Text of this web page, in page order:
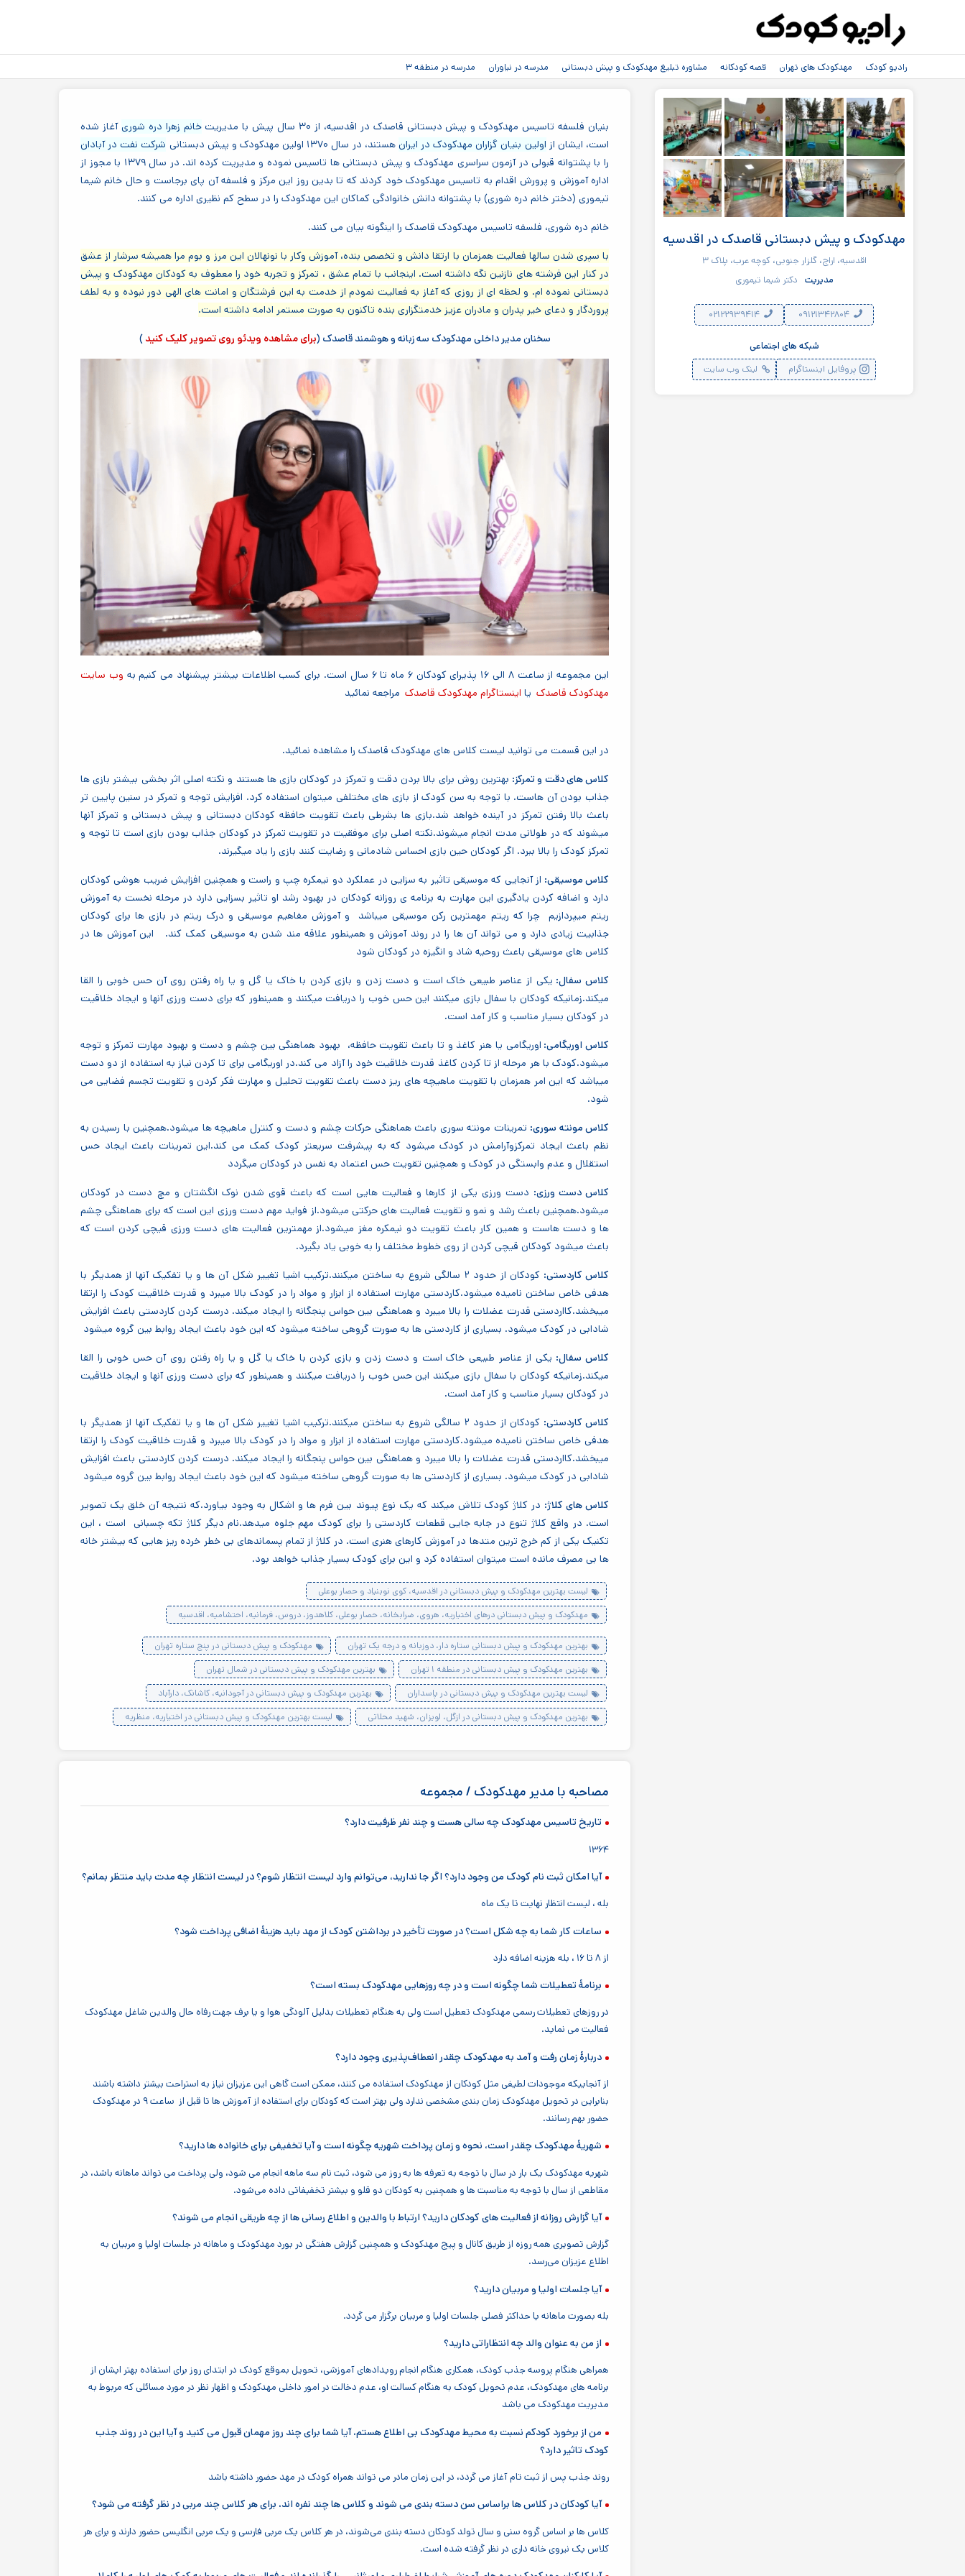
رادیو کودک مهدکودک های تهران قصه کودکانه مشاوره تبلیغ مهدکودک و پیش دبستانی مدرسه در نیاوران مدرسه در منطقه ۳
مهدکودک و پیش دبستانی قاصدک در اقدسیه
اقدسیه، اراج، گلزار جنوبی، کوچه عرب، پلاک ۳
مدیریت
دکتر شیما تیموری
۰۹۱۲۱۳۴۲۸۰۴ ۰۲۱۲۲۹۳۹۴۱۴
شبکه های اجتماعی
پروفایل اینستاگرام لینک وب سایت
بنیان فلسفه تاسیس مهدکودک و پیش دبستانی قاصدک در اقدسیه، از ۳۰ سال پیش با مدیریت خانم زهرا دره شوری آغاز شده
است، ایشان از اولین بنیان گزاران مهدکودک در ایران هستند، در سال ۱۳۷۰ اولین مهدکودک و پیش دبستانی
شرکت نفت در آبادان
را با پشتوانه قبولی در آزمون سراسری مهدکودک و پیش دبستانی ها تاسیس نموده و مدیریت کرده اند. در سال ۱۳۷۹ با مجوز از
اداره آموزش و پرورش اقدام به تاسیس مهدکودک خود کردند که تا بدین روز این مرکز و فلسفه آن پای برجاست و حال خانم شیما
تیموری (دختر خانم دره شوری) با پشتوانه دانش خانوادگی کماکان این مهدکودک را در سطح کم نظیری اداره می کنند.
خانم دره شوری، فلسفه تاسیس مهدکودک قاصدک را اینگونه بیان می کنند.
با سپری شدن سالها فعالیت همزمان با ارتقا دانش و تخصص بنده، آموزش وکار با نونهالان این مرز و بوم مرا همیشه سرشار از عشق
در کنار این فرشته های نازنین نگه داشته است. اینجانب با تمام عشق ، تمرکز و تجربه خود را معطوف به کودکان مهدکودک و پیش
دبستانی نموده ام. و لحظه ای از روزی که آغاز به فعالیت نمودم از خدمت به این فرشتگان و امانت های الهی دور نبوده و به لطف
پروردگار و دعای خیر پدران و مادران عزیز خدمتگزاری بنده تاکنون به صورت مستمر ادامه داشته است.
سخنان مدیر داخلی مهدکودک سه زبانه و هوشمند قاصدک (برای مشاهده ویدئو روی تصویر کلیک کنید )
این مجموعه از ساعت ۸ الی ۱۶ پذیرای کودکان ۶ ماه تا ۶ سال است. برای کسب اطلاعات بیشتر پیشنهاد می کنیم به
وب سایت
مهدکودک قاصدک یا اینستاگرام مهدکودک قاصدک مراجعه نمائید
در این قسمت می توانید لیست کلاس های مهدکودک قاصدک را مشاهده نمائید.
کلاس های دقت و تمرکز: بهترین روش برای بالا بردن دقت و تمرکز در کودکان بازی ها هستند و نکته اصلی اثر بخشی بیشتر بازی ها
جذاب بودن آن هاست. با توجه به سن کودک از بازی های مختلفی میتوان استفاده کرد. افزایش توجه و تمرکر در سنین پایین تر
باعث بالا رفتن تمرکز در آینده خواهد شد.بازی ها بشرطی باعث تقویت حافظه کودکان دبستانی و پیش دبستانی و تمرکز آنها
میشوند که در طولانی مدت انجام میشوند.نکته اصلی برای موفقیت در تقویت تمرکز در کودکان جذاب بودن بازی است تا توجه و
تمرکز کودک را بالا ببرد. اگر کودکان حین بازی احساس شادمانی و رضایت کنند بازی را یاد میگیرند.
کلاس موسیقی: از آنجایی که موسیقی تاثیر به سزایی در عملکرد دو نیمکره چپ و راست و همچنین افزایش ضریب هوشی کودکان
دارد و اضافه کردن یادگیری این مهارت به برنامه ی روزانه کودکان در بهبود رشد او تاثیر بسزایی دارد در مرحله نخست به آموزش
ریتم میپردازیم چرا که ریتم مهمترین رکن موسیقی میباشد و آموزش مفاهیم موسیقی و درک ریتم در بازی ها برای کودکان
جذابیت زیادی دارد و می تواند آن ها را در روند آموزش و همینطور علاقه مند شدن به موسیقی کمک کند. این آموزش ها در
کلاس های موسیقی باعث روحیه شاد و انگیزه در کودکان شود
یکی از عناصر طبیعی خاک است و دست زدن و بازی کردن با خاک یا گل و یا راه رفتن روی آن حس خوبی را القا
میکند.زمانیکه کودکان با سفال بازی میکنند این حس خوب را دریافت میکنند و همینطور که برای دست ورزی آنها و ایجاد خلاقیت
در کودکان بسیار مناسب و کار آمد است.
کلاس اوریگامی: اوریگامی یا هنر کاغذ و تا باعث تقویت حافظه، بهبود هماهنگی بین چشم و دست و بهبود مهارت تمرکز و توجه
میشود.کودک با هر مرحله از تا کردن کاغذ قدرت خلاقیت خود را آزاد می کند.در اوریگامی برای تا کردن نیاز به استفاده از دو دست
میباشد که این امر همزمان با تقویت ماهیچه های ریز دست باعث تقویت تحلیل و مهارت فکر کردن و تقویت تجسم فضایی می
شود.
کلاس مونته سوری: تمرینات مونته سوری باعث هماهنگی حرکات چشم و دست و کنترل ماهیچه ها میشود.همچنین با رسیدن به
نظم باعث ایجاد تمرکزوآرامش در کودک میشود که به پیشرفت سریعتر کودک کمک می کند.این تمرینات باعث ایجاد حس
استقلال و عدم وابستگی در کودک و همچنین تقویت حس اعتماد به نفس در کودکان میگردد
کلاس دست ورزی: دست ورزی یکی از کارها و فعالیت هایی است که باعث قوی شدن نوک انگشتان و مچ دست در کودکان
میشود.همچنین باعث رشد و نمو و تقویت فعالیت های حرکتی میشود.از فواید مهم دست ورزی این است که برای هماهنگی چشم
ها و دست هاست و همین کار باعث تقویت دو نیمکره مغز میشود.از مهمترین فعالیت های دست ورزی قیچی کردن است که
باعث میشود کودکان قیچی کردن از روی خطوط مختلف را به خوبی یاد بگیرد.
کلاس کاردستی:
کودکان از حدود ۲ سالگی شروع به ساختن میکنند.ترکیب اشیا تغییر شکل آن ها و یا تفکیک آنها از همدیگر با
هدفی خاص ساختن نامیده میشود.کاردستی مهارت استفاده از ابزار و مواد را در کودک بالا میبرد و قدرت خلاقیت کودک را ارتقا
میبخشد.کااردستی قدرت عضلات را بالا میبرد و هماهنگی بین حواس پنجگانه را ایجاد میکند. درست کردن کاردستی باعث افزایش
شادابی در کودک میشود. بسیاری از کاردستی ها به صورت گروهی ساخته میشود که این خود باعث ایجاد روابط بین گروه میشود
یکی از عناصر طبیعی خاک است و دست زدن و بازی کردن با خاک یا گل و یا راه رفتن روی آن حس خوبی را القا
میکند.زمانیکه کودکان با سفال بازی میکنند این حس خوب را دریافت میکنند و همینطور که برای دست ورزی آنها و ایجاد خلاقیت
در کودکان بسیار مناسب و کار آمد است.
کلاس کاردستی:
کودکان از حدود ۲ سالگی شروع به ساختن میکنند.ترکیب اشیا تغییر شکل آن ها و یا تفکیک آنها از همدیگر با
هدفی خاص ساختن نامیده میشود.کاردستی مهارت استفاده از ابزار و مواد را در کودک بالا میبرد و قدرت خلاقیت کودک را ارتقا
میبخشد.کااردستی قدرت عضلات را بالا میبرد و هماهنگی بین حواس پنجگانه را ایجاد میکند. درست کردن کاردستی باعث افزایش
شادابی در کودک میشود. بسیاری از کاردستی ها به صورت گروهی ساخته میشود که این خود باعث ایجاد روابط بین گروه میشود
در کلاژ کودک تلاش میکند که یک نوع پیوند بین فرم ها و اشکال به وجود بیاورد.که نتیجه آن خلق یک تصویر
است. در واقع کلاژ تنوع در جابه جایی قطعات کاردستی را برای کودک مهم جلوه میدهد.نام دیگر کلاژ تکه چسبانی است ، این
تکنیک یکی از کم خرج ترین متدها در آموزش کارهای هنری است. در کلاژ از تمام پسماندهای بی خطر خرده ریز هایی که بیشتر خانه
ها بی مصرف مانده است میتوان استفاده کرد و این برای کودک بسیار جذاب خواهد بود.
لیست بهترین مهدکودک و پیش دبستانی در اقدسیه، کوی نوبنیاد و حصار بوعلی
مهدکودک و پیش دبستانی در‌های اختیاریه، هروی، ضرابخانه، حصار بوعلی، کلاهدوز، دروس، فرمانیه، احتشامیه، اقدسیه
بهترین مهدکودک و پیش دبستانی ستاره دار، دوزبانه و درجه یک تهران
مهدکودک و پیش دبستانی در پنج ستاره تهران
بهترین مهدکودک و پیش دبستانی در منطقه ۱ تهران
بهترین مهدکودک و پیش دبستانی در شمال تهران
لیست بهترین مهدکودک و پیش دبستانی در پاسداران
بهترین مهدکودک و پیش دبستانی در آجودانیه، کاشانک، دارآباد
بهترین مهدکودک و پیش دبستانی در ازگل، لویزان، شهید محلاتی
لیست بهترین مهدکودک و پیش دبستانی در اختیاریه، منظریه
مصاحبه با مدیر مهدکودک / مجموعه
تاریخ تاسیس مهدکودک چه سالی هست و چند نفر ظرفیت دارد؟
۱۳۶۴
آیا امکان ثبت نام کودک من وجود دارد؟ اگر جا ندارید، می‌توانم وارد لیست انتظار شوم؟ در لیست انتظار چه مدت باید منتظر بمانم؟
بله ، لیست انتظار نهایت تا یک ماه
ساعات کار شما به چه شکل است؟ در صورت تأخیر در برداشتن کودک از مهد باید هزینهٔ اضافی پرداخت شود؟
از ۸ تا ۱۶ ، بله هزینه اضافه دارد
برنامهٔ تعطیلات شما چگونه است و در چه روزهایی مهدکودک بسته است؟
در روزهای تعطیلات رسمی مهدکودک تعطیل است ولی به هنگام تعطیلات بدلیل آلودگی هوا و یا برف جهت رفاه حال والدین شاغل مهدکودک
فعالیت می نماید.
دربارهٔ زمان رفت و آمد به مهدکودک چقدر انعطاف‌پذیری وجود دارد؟
از آنجاییکه موجودات لطیفی مثل کودکان از مهدکودک استفاده می کنند، ممکن است گاهی این عزیزان نیاز به استراحت بیشتر داشته باشند
بنابراین در تحویل مهدکودک زمان بندی مشخصی ندارد ولی بهتر است که کودکان برای استفاده از آموزش ها تا قبل از ساعت ۹ در مهدکودک
حضور بهم رسانند.
شهریهٔ مهدکودک چقدر است، نحوه و زمان پرداخت شهریه چگونه است و آیا تخفیفی برای خانواده ها دارید؟
شهریه مهدکودک یک بار در سال با توجه به تعرفه ها به روز می شود، ثبت نام سه ماهه انجام می شود، ولی پرداخت می تواند ماهانه باشد، در
مقاطعی از سال با توجه به مناسبت ها و همچنین به کودکان دو قلو و بیشتر تخفیفاتی داده می‌شود.
آیا گزارش روزانه از فعالیت های کودکان دارید؟ ارتباط با والدین و اطلاع رسانی ها از چه طریقی انجام می شوند؟
گزارش تصویری همه روزه از طریق کانال و پیج مهدکودک و همچنین گزارش هفتگی در بورد مهدکودک و ماهانه در جلسات اولیا و مربیان به
اطلاع عزیزان می‌رسد.
آیا جلسات اولیا و مربیان دارید؟
بله بصورت ماهانه یا حداکثر فصلی جلسات اولیا و مربیان برگزار می گردد.
از من به عنوان والد چه انتظاراتی دارید؟
همراهی هنگام پروسه جذب کودک، همکاری هنگام انجام رویدادهای آموزشی، تحویل بموقع کودک در ابتدای روز برای استفاده بهتر ایشان از
برنامه های مهدکودک، عدم تحویل کودک به هنگام کسالت او، عدم دخالت در امور داخلی مهدکودک و اظهار نظر در مورد مسائلی که مربوط به
مدیریت مهدکودک‌ می باشد
من از برخورد کودکم نسبت به محیط مهدکودک بی اطلاع هستم، آیا شما برای چند روز مهمان قبول می کنید و آیا این در روند جذب
کودک تاثیر دارد؟
روند جذب پس از ثبت تام آغاز می گردد، در این زمان مادر می تواند همراه کودک در مهد حضور داشته باشد
آیا کودکان در کلاس ها براساس سن دسته بندی می شوند و کلاس ها چند نفره اند، برای هر کلاس چند مربی در نظر گرفته می شود؟
کلاس ها بر اساس گروه سنی و سال تولد کودکان دسته بندی می‌شوند، در هر کلاس یک مربی فارسی و یک مربی انگلیسی حضور دارند و برای هر
کلاس یک نیروی خانه داری در نظر گرفته شده است.